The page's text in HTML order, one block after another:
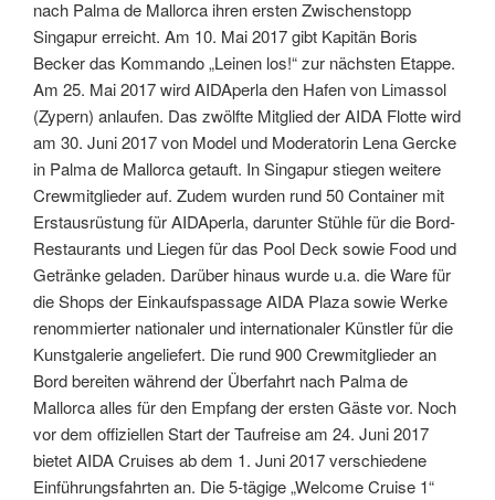
nach Palma de Mallorca ihren ersten Zwischenstopp
Singapur erreicht. Am 10. Mai 2017 gibt Kapitän Boris
Becker das Kommando „Leinen los!“ zur nächsten Etappe.
Am 25. Mai 2017 wird AIDAperla den Hafen von Limassol
(Zypern) anlaufen. Das zwölfte Mitglied der AIDA Flotte wird
am 30. Juni 2017 von Model und Moderatorin Lena Gercke
in Palma de Mallorca getauft. In Singapur stiegen weitere
Crewmitglieder auf. Zudem wurden rund 50 Container mit
Erstausrüstung für AIDAperla, darunter Stühle für die Bord-
Restaurants und Liegen für das Pool Deck sowie Food und
Getränke geladen. Darüber hinaus wurde u.a. die Ware für
die Shops der Einkaufspassage AIDA Plaza sowie Werke
renommierter nationaler und internationaler Künstler für die
Kunstgalerie angeliefert. Die rund 900 Crewmitglieder an
Bord bereiten während der Überfahrt nach Palma de
Mallorca alles für den Empfang der ersten Gäste vor. Noch
vor dem offiziellen Start der Taufreise am 24. Juni 2017
bietet AIDA Cruises ab dem 1. Juni 2017 verschiedene
Einführungsfahrten an. Die 5-tägige „Welcome Cruise 1“